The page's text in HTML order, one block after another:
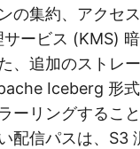
の集約、アクセ
サービス (KMS)
、追加のストレ
Iceberg 形
ーリングすること
配信パスは、S3